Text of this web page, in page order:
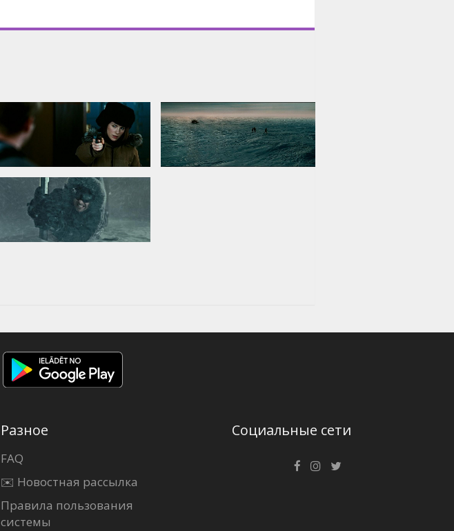
Разное
FAQ
✉️ Новостная рассылка
Правила пользования
системы
Социальные сети